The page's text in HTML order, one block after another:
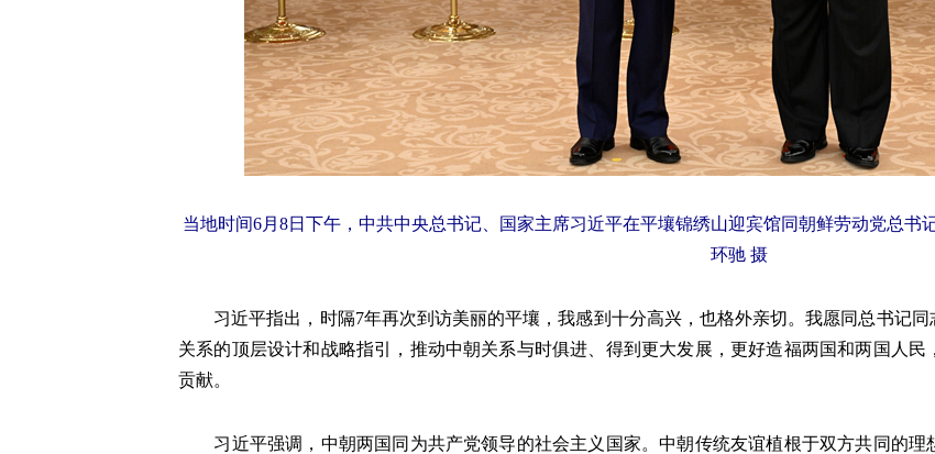
当地时间6月8日下午，中共中央总书记、国家主席习近平在平壤锦绣山迎宾馆同朝鲜劳动党总书
环驰 摄
习近平指出，时隔7年再次到访美丽的平壤，我感到十分高兴，也格外亲切。我愿同总书记同
关系的顶层设计和战略指引，推动中朝关系与时俱进、得到更大发展，更好造福两国和两国人
贡献。
习近平强调，中朝两国同为共产党领导的社会主义国家。中朝传统友谊植根于双方共同的理